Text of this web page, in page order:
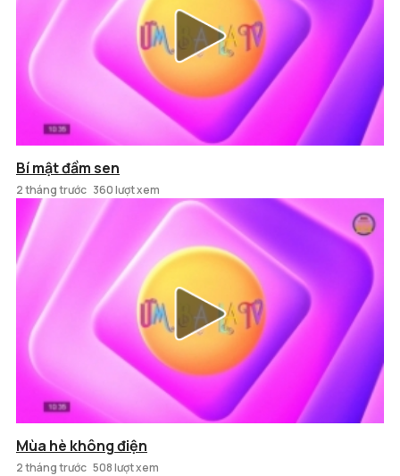
Bí mật đầm sen
2 tháng trước 360 lượt xem
Mùa hè không điện
2 tháng trước 508 lượt xem